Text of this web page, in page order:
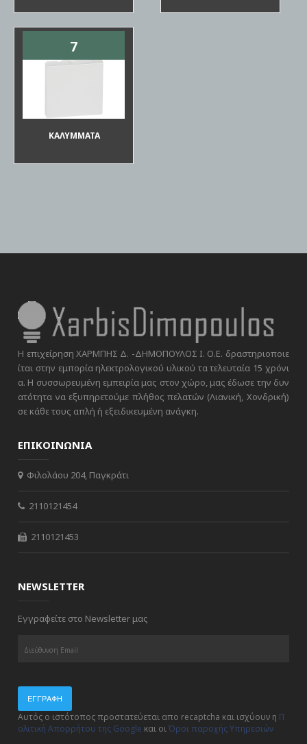
7
ΚΑΛΥΜΜΑΤΑ
Η επιχείρηση ΧΑΡΜΠΗΣ Δ. -ΔΗΜΟΠΟΥΛΟΣ Ι. Ο.Ε. δραστηριοποιε
ίται στην εμπορία ηλεκτρολογικού υλικού τα τελευταία 15 χρόνι
α. Η συσσωρευμένη εμπειρία μας στον χώρο, μας έδωσε την δυν
ατότητα να εξυπηρετούμε πλήθος πελατών (Λιανική, Χονδρική)
σε κάθε τους απλή ή εξειδικευμένη ανάγκη.
ΕΠΙΚΟΙΝΩΝΙΑ
Φιλολάου 204, Παγκράτι
2110121454
2110121453
NEWSLETTER
Εγγραφείτε στο Newsletter μας
ΕΓΓΡΑΦΉ
Αυτός ο ιστότοπος προστατεύεται απο recaptcha και ισχύουν η Π
ολιτική Απορρήτου της Google και οιΌροι παροχής Υπηρεσιών